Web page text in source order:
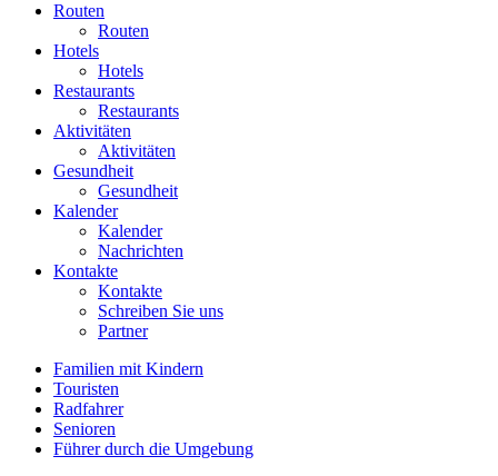
Routen
Routen
Hotels
Hotels
Restaurants
Restaurants
Aktivitäten
Aktivitäten
Gesundheit
Gesundheit
Kalender
Kalender
Nachrichten
Kontakte
Kontakte
Schreiben Sie uns
Partner
Familien mit Kindern
Touristen
Radfahrer
Senioren
Führer durch die Umgebung